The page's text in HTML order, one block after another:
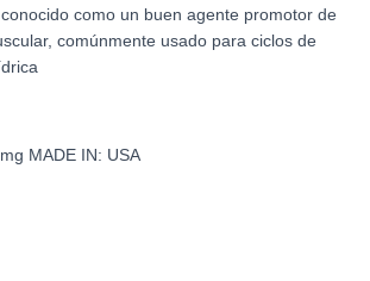
como un buen agente promotor de
comúnmente usado para ciclos de
MADE IN: USA